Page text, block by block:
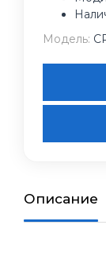
Модель:
Описание